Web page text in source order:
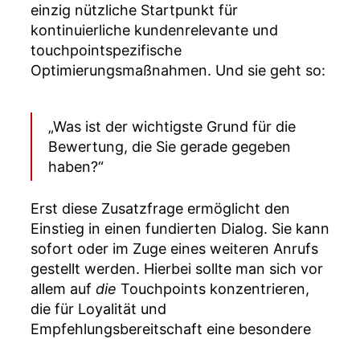
einzig nützliche Startpunkt für
kontinuierliche kundenrelevante und
touchpointspezifische
Optimierungsmaßnahmen. Und sie geht so:
„Was ist der wichtigste Grund für die
Bewertung, die Sie gerade gegeben
haben?“
Erst diese Zusatzfrage ermöglicht den
Einstieg in einen fundierten Dialog. Sie kann
sofort oder im Zuge eines weiteren Anrufs
gestellt werden. Hierbei sollte man sich vor
allem auf die Touchpoints konzentrieren,
die für Loyalität und
Empfehlungsbereitschaft eine besondere